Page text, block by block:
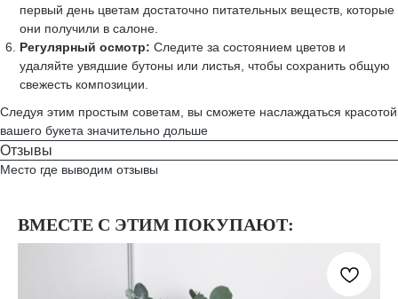
первый день цветам достаточно питательных веществ, которые
они получили в салоне.
Регулярный осмотр: Следите за состоянием цветов и
удаляйте увядшие бутоны или листья, чтобы сохранить общую
свежесть композиции.
Следуя этим простым советам, вы сможете наслаждаться красотой
вашего букета значительно дольше
Отзывы
Место где выводим отзывы
ВМЕСТЕ С ЭТИМ ПОКУПАЮТ: